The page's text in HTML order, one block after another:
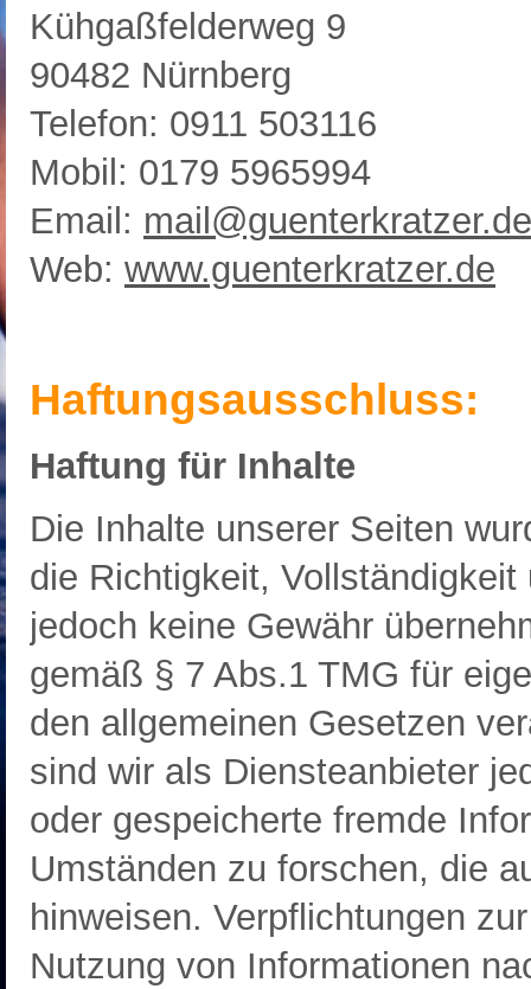
Kühgaßfelderweg 9
90482 Nürnberg
Telefon: 0911 503116
Mobil: 0179 5965994
Email: mail@guenterkratzer.de
Web: www.guenterkratzer.de
Haftungsausschluss:
Haftung für Inhalte
Die Inhalte unserer Seiten
die Richtigkeit,
jedoch keine Gewähr
gemäß § 7 Abs.1 TMG für
den allgemeinen Gesetzen
sind wir als Diensteanbieter
oder gespeicherte fremde
Umständen zu forschen, die
hinweisen. Verpflichtungen
Nutzung von Informationen